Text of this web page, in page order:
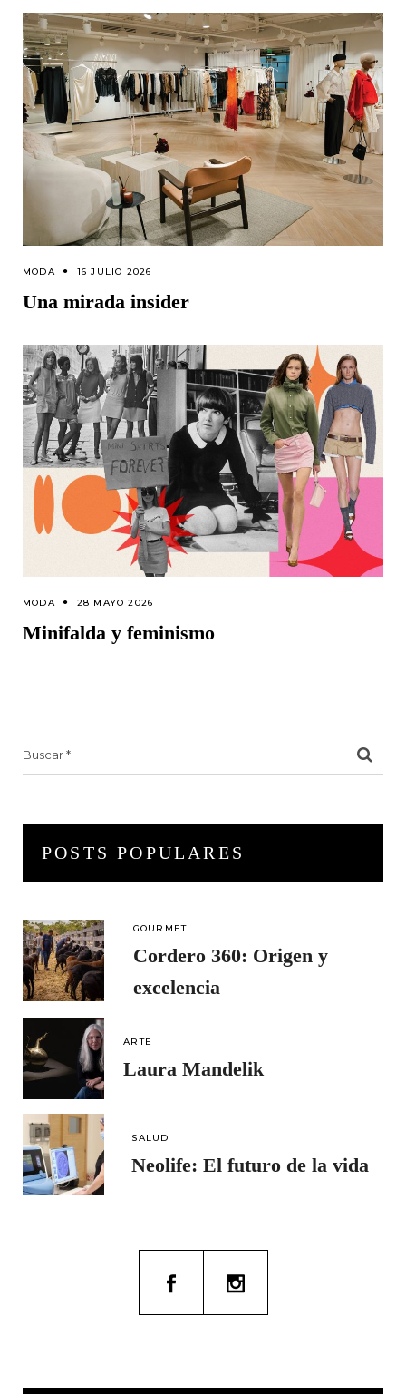
MODA 16 JULIO 2026
Una mirada insider
MODA 28 MAYO 2026
Minifalda y feminismo
POSTS POPULARES
GOURMET
Cordero 360: Origen y
excelencia
ARTE
Laura Mandelik
SALUD
Neolife: El futuro de la vida